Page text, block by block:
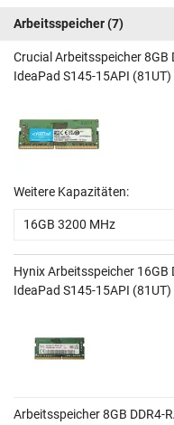
Arbeitsspeicher(7)
Crucial Arbeitsspeicher 8GB
IdeaPad S145-15API (81UT)
Weitere Kapazitäten:
16GB 3200 MHz
Hynix Arbeitsspeicher 16GB
IdeaPad S145-15API (81UT)
Arbeitsspeicher 8GB DDR4-